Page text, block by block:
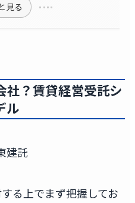
見る
社？賃貸経営受託シ
ル
る上でまず把握してお